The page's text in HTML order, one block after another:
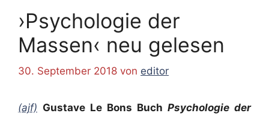
›Psychologie der
Massen‹ neu gelesen
30. September 2018 von editor
(ajf) Gustave Le Bons Buch Psychologie der